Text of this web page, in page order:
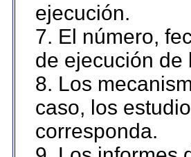
ejecución.
7. El número,
de ejecución de
8. Los
caso, los
corresponda.